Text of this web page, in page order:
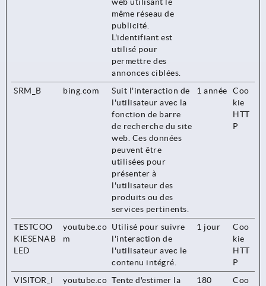
web utilisant le
même réseau de
publicité.
L'identifiant est
utilisé pour
permettre des
annonces ciblées.
SRM_B
bing.com
Suit l'interaction de
l'utilisateur avec la
fonction de barre
de recherche du site
web. Ces données
peuvent être
utilisées pour
présenter à
l'utilisateur des
produits ou des
services pertinents.
1 année
Coo
kie
HTT
P
TESTCOO
KIESENAB
LED
youtube.co
m
Utilisé pour suivre
l'interaction de
l'utilisateur avec le
contenu intégré.
1 jour
Coo
kie
HTT
P
VISITOR_I
youtube.co Tente d'estimer la
180
Coo